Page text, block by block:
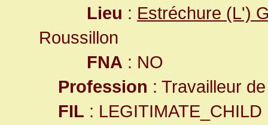
Lieu : Estréchure (L')
Roussillon
FNA : NO
Profession : Travailleur
FIL : LEGITIMATE_CHILD